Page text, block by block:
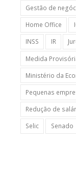
Gestão de
Home Office
INSS
IR
Medida
Ministério da
Pequenas
Redução de
Selic
Senado